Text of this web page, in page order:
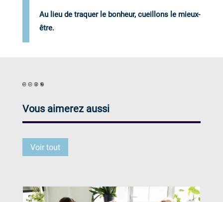
Au lieu de traquer le bonheur, cueillons le mieux-
être.
Vous aimerez aussi
Voir tout